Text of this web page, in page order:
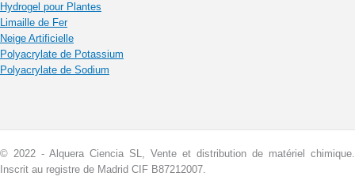
Hydrogel pour Plantes
Limaille de Fer
Neige Artificielle
Polyacrylate de Potassium
Polyacrylate de Sodium
© 2022 - Alquera Ciencia SL, Vente et distribution de matériel chimique.
Inscrit au registre de Madrid CIF B87212007.